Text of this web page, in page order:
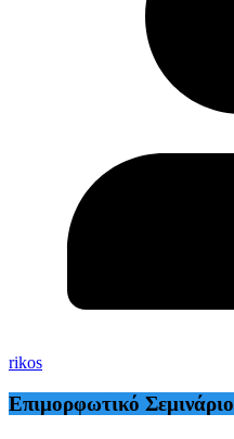
rikos
Επιμορφωτικό Σεμινάριο